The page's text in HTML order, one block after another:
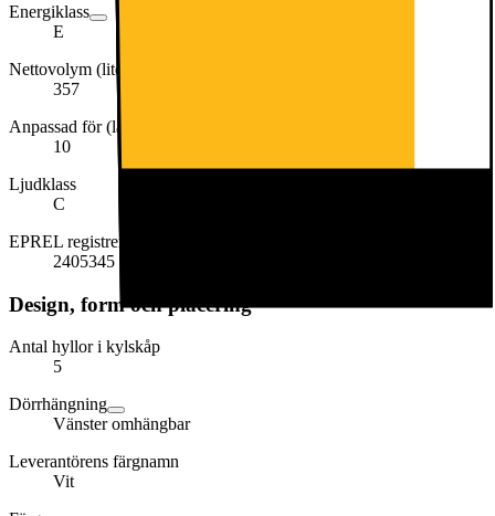
Energiklass
E
Nettovolym (liter)
357
Anpassad för (lägsta temperatur)
10
Ljudklass
C
EPREL registreringsnummer
2405345
Design, form och placering
Antal hyllor i kylskåp
5
Dörrhängning
Vänster omhängbar
Leverantörens färgnamn
Vit